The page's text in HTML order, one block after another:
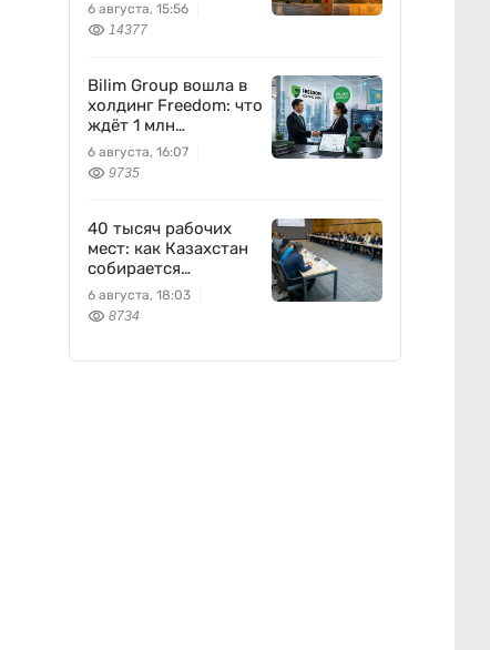
6 августа, 15:56
14377
Bilim Group вошла в
холдинг Freedom: что
ждёт 1 млн
пользователей
6 августа, 16:07
9735
40 тысяч рабочих
мест: как Казахстан
собирается
перезапустить
легкую
промышленность
6 августа, 18:03
8734